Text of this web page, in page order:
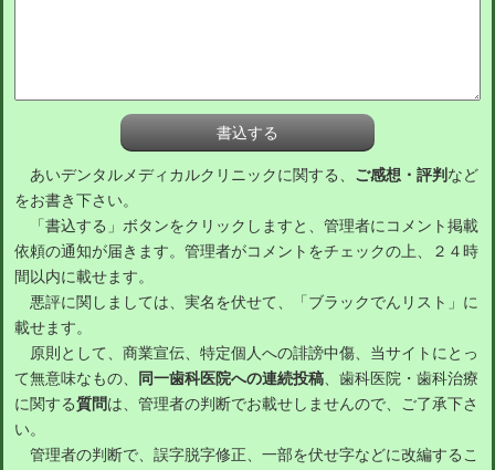
あいデンタルメディカルクリニックに関する、 ご感想・評判 など
をお書き下さい。
「書込する」ボタンをクリックしますと、管理者にコメント掲載
依頼の通知が届きます。管理者がコメントをチェックの上、２４時
間以内に載せます。
悪評に関しましては、実名を伏せて、「ブラックでんリスト」に
載せます。
原則として、商業宣伝、特定個人への誹謗中傷、当サイトにとっ
て無意味なもの、
同一歯科医院への連続投稿、歯科医院・歯科治療
に関する質問は、管理者の判断でお載せしませんので、ご了承下さ
い。
管理者の判断で、誤字脱字修正、一部を伏せ字などに改編するこ